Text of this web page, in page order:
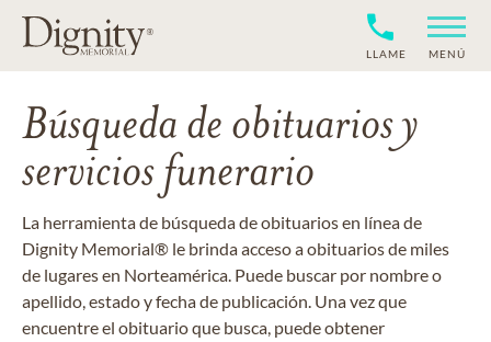
LLAME MENÚ
Búsqueda de obituarios y
servicios funerario
La herramienta de búsqueda de obituarios en línea de
Dignity Memorial® le brinda acceso a obituarios de miles
de lugares en Norteamérica. Puede buscar por nombre o
apellido, estado y fecha de publicación. Una vez que
encuentre el obituario que busca, puede obtener